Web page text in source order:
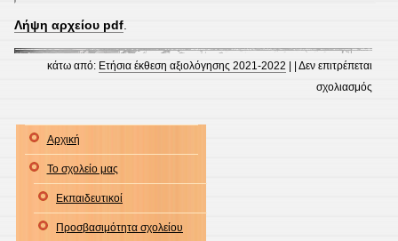
Λήψη αρχείου pdf
κάτω από: Ετήσια έκθεση αξιολόγησης 2021-2022 | |Δεν επιτρέπεται
σχολιασμός
Αρχική
Το σχολείο μας
Εκπαιδευτικοί
Προσβασιμότητα σχολείου